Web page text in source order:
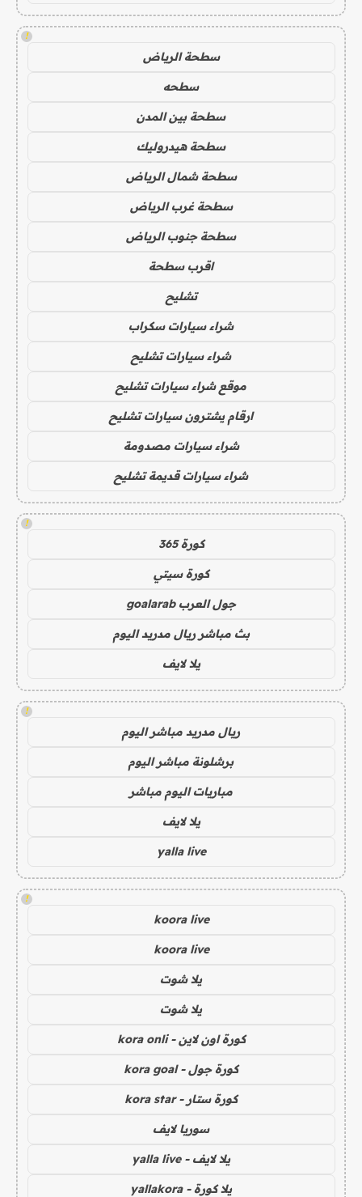
!
سطحة الرياض
سطحه
سطحة بين المدن
سطحة هيدروليك
سطحة شمال الرياض
سطحة غرب الرياض
سطحة جنوب الرياض
اقرب سطحة
تشليح
شراء سيارات سكراب
شراء سيارات تشليح
موقع شراء سيارات تشليح
ارقام يشترون سيارات تشليح
شراء سيارات مصدومة
شراء سيارات قديمة تشليح
!
كورة 365
كورة سيتي
جول العرب goalarab
بث مباشر ريال مدريد اليوم
يلا لايف
!
ريال مدريد مباشر اليوم
برشلونة مباشر اليوم
مباريات اليوم مباشر
يلا لايف
yalla live
!
koora live
koora live
يلا شوت
يلا شوت
كورة اون لاين - kora onli
كورة جول - kora goal
كورة ستار - kora star
سوريا لايف
يلا لايف - yalla live
يلا كورة - yallakora